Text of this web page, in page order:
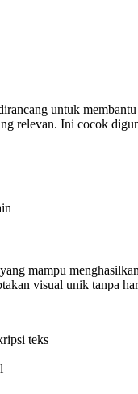
untuk
relevan. Ini cocok
mampu
visual unik tanpa
teks